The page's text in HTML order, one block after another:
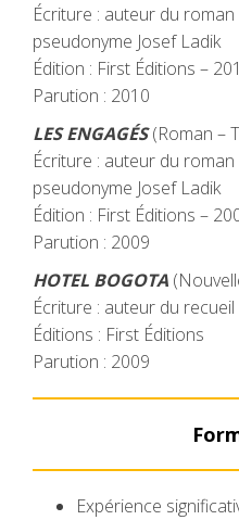
Écriture : auteur du
pseudonyme Josef Ladik
Édition : First Éditions –
Parution : 2010
LES ENGAGÉS (Roman –
Écriture : auteur du
pseudonyme Josef Ladik
Édition : First Éditions –
Parution : 2009
HOTEL BOGOTA
Écriture : auteur du recueil
Éditions : First Éditions
Parution : 2009
Expérience